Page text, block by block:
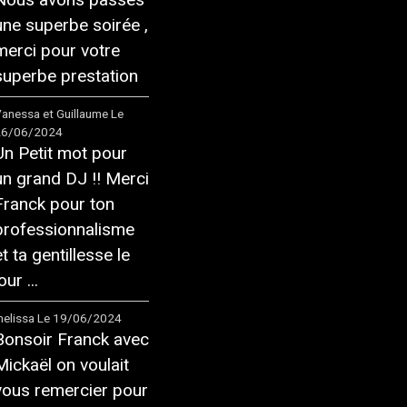
superbe soirée ,
pour votre
prestation
et Guillaume Le
06/2024
Petit mot pour
grand DJ !! Merci
pour ton
ta gentillesse le
...
Le 19/06/2024
Franck avec
on voulait
remercier pour